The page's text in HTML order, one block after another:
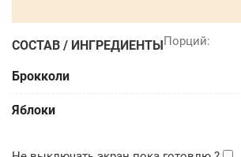
СОСТАВ / ИНГРЕДИЕНТЫ
Брокколи
Яблоки